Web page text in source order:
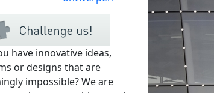
have innovative ideas,
or designs that are
impossible? We are